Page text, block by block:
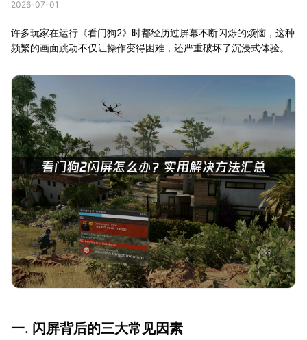
2026-07-01
许多玩家在运行《看门狗2》时都经历过屏幕不断闪烁的烦恼，这种
频繁的画面跳动不仅让操作变得困难，还严重破坏了沉浸式体验。
一. 闪屏背后的三大常见因素